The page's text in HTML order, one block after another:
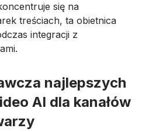
się na
treściach, ta obietnica
integracji z
najlepszych
AI dla kanałów